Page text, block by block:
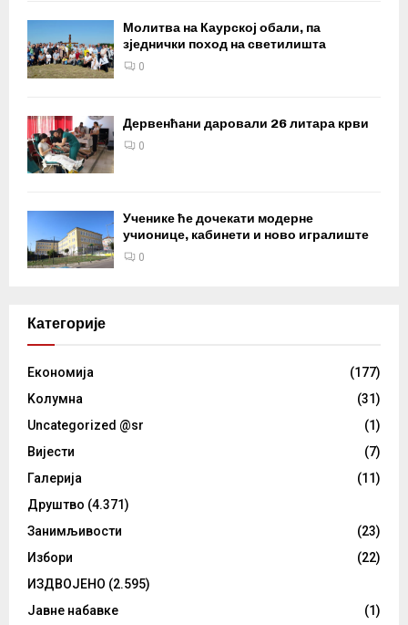
Молитва на Каурској обали, па
зједнички поход на светилишта
0
Дервенћани даровали 26 литара крви
0
Ученике ће дочекати модерне
учионице, кабинети и ново игралиште
0
Категорије
Eкономија
(177)
Kолумнa
(31)
Uncategorized @sr
(1)
Вијести
(7)
Галерија
(11)
Друштво (4.371)
Занимљивости
(23)
Избори
(22)
ИЗДВОЈЕНО (2.595)
Јавне набавке
(1)